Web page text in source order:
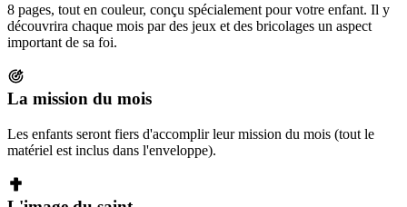
8 pages, tout en couleur, conçu spécialement pour votre enfant. Il y
découvrira chaque mois par des jeux et des bricolages un aspect
important de sa foi.
La mission du mois
Les enfants seront fiers d'accomplir leur mission du mois (tout le
matériel est inclus dans l'enveloppe).